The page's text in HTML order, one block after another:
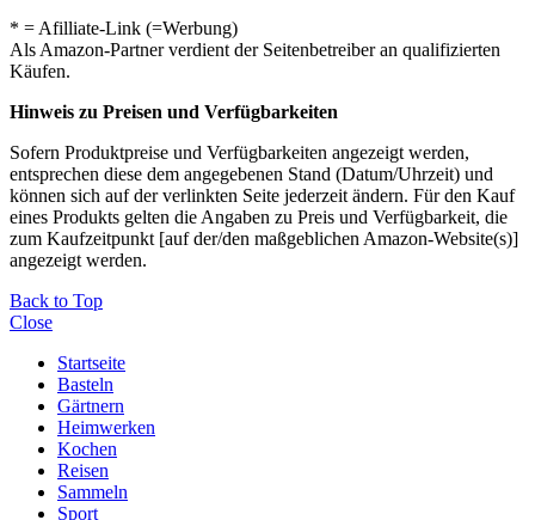
* = Afilliate-Link (=Werbung)
Als Amazon-Partner verdient der Seitenbetreiber an qualifizierten
Käufen.
Hinweis zu Preisen und Verfügbarkeiten
Sofern Produktpreise und Verfügbarkeiten angezeigt werden,
entsprechen diese dem angegebenen Stand (Datum/Uhrzeit) und
können sich auf der verlinkten Seite jederzeit ändern. Für den Kauf
eines Produkts gelten die Angaben zu Preis und Verfügbarkeit, die
zum Kaufzeitpunkt [auf der/den maßgeblichen Amazon-Website(s)]
angezeigt werden.
Back to Top
Close
Startseite
Basteln
Gärtnern
Heimwerken
Kochen
Reisen
Sammeln
Sport